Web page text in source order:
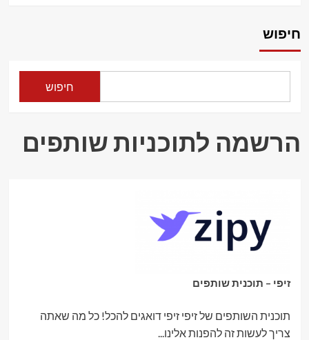
–
שמביאה
ותכנון
חיפוש
חיפוש
הרשמה לתוכניות שותפים
זיפי – תוכנית שותפים
תוכנית השותפים של זיפי זיפי דואגים להכל! כל מה שאתה
צריך לעשות זה להפנות אלינו...